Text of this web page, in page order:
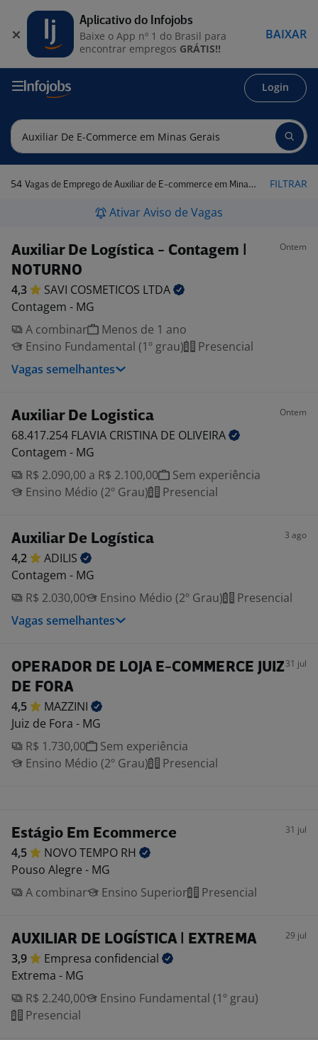
Login
54 Vagas de Emprego de Auxiliar de E-commerce em Minas Gerais FILTRAR
Ativar Aviso de Vagas
Auxiliar De Logística - Contagem |
NOTURNO
Ontem
4,3 SAVI COSMETICOS LTDA
Contagem - MG
A combinar
Menos de 1 ano
Ensino Fundamental (1º grau)
Presencial
Vagas semelhantes
Auxiliar De Logistica Ontem
68.417.254 FLAVIA CRISTINA DE OLIVEIRA
Contagem - MG
R$ 2.090,00 a R$ 2.100,00
Sem experiência
Ensino Médio (2º Grau)
Presencial
Auxiliar De Logística 3 ago
4,2
ADILIS
Contagem - MG
R$ 2.030,00
Ensino Médio (2º Grau)
Presencial
Vagas semelhantes
OPERADOR DE LOJA E-COMMERCE JUIZ
DE FORA
31 jul
4,5
MAZZINI
Juiz de Fora - MG
R$ 1.730,00
Sem experiência
Ensino Médio (2º Grau)
Presencial
Estágio Em Ecommerce 31 jul
4,5 NOVO TEMPO RH
Pouso Alegre - MG
A combinar
Ensino Superior Presencial
AUXILIAR DE LOGÍSTICA | EXTREMA 29 jul
3,9 Empresa confidencial
Extrema - MG
R$ 2.240,00
Ensino Fundamental (1º grau)
Presencial
Aplicativo do Infojobs
Baixe o App nº 1 do Brasil para
encontrar empregos GRÁTIS!!
BAIXAR